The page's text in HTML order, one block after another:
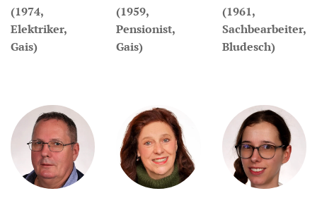
(1974,
Elektriker,
Gais)
(1959,
Pensionist,
Gais)
(1961,
Sachbearbeiter,
Bludesch)